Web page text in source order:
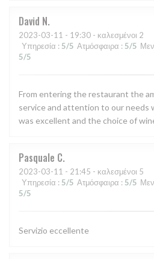
David N
2023-03-11 - 19:30 - καλεσμένοι 2
Υπηρεσία : 5/5 Ατμόσφαιρα : 5/5
5/5
From entering the restaurant the
service and attention to our needs
was excellent and the choice of
Pasquale C
2023-03-11 - 21:45 - καλεσμένοι 5
Υπηρεσία : 5/5 Ατμόσφαιρα : 5/5
5/5
Servizio eccellente